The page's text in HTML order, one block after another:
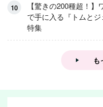
【驚きの200種超！】
で手に入る『トムと
特集
も